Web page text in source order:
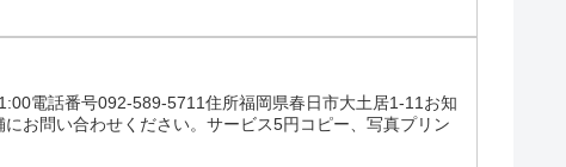
電話番号092-589-5711住所福岡県春日市大土居1-11お知
お問い合わせください。サービス5円コピー、写真プリン